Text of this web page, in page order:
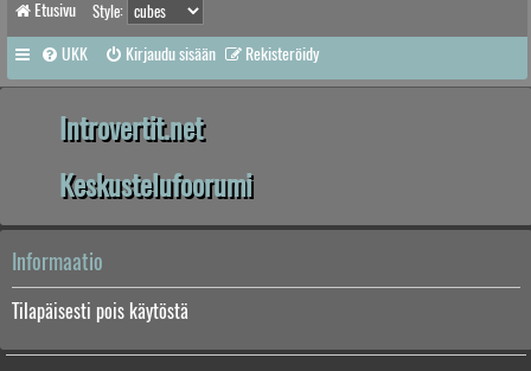
Etusivu Style:
UKK Kirjaudu sisään Rekisteröidy
Introvertit.net
Keskustelufoorumi
Informaatio
Tilapäisesti pois käytöstä